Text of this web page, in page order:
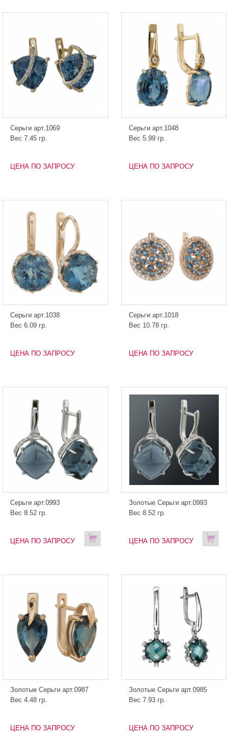
Серьги арт.1069
Вес 7.45 гр.
ЦЕНА ПО ЗАПРОСУ
Серьги арт.1048
Вес 5.99 гр.
ЦЕНА ПО ЗАПРОСУ
Серьги арт.1038
Вес 6.09 гр.
ЦЕНА ПО ЗАПРОСУ
Серьги арт.1018
Вес 10.78 гр.
ЦЕНА ПО ЗАПРОСУ
Серьги арт.0993
Вес 8.52 гр.
ЦЕНА ПО ЗАПРОСУ
Золотые Серьги арт.0993
Вес 8.52 гр.
ЦЕНА ПО ЗАПРОСУ
Золотые Серьги арт.0987
Вес 4.48 гр.
ЦЕНА ПО ЗАПРОСУ
Золотые Серьги арт.0985
Вес 7.93 гр.
ЦЕНА ПО ЗАПРОСУ